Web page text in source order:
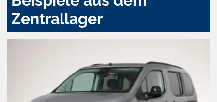
Zentrallager